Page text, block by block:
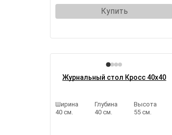
Купить
Журнальный стол Кросс 40х40
Ширина
40 см.
Глубина
40 см.
Высота
55 см.